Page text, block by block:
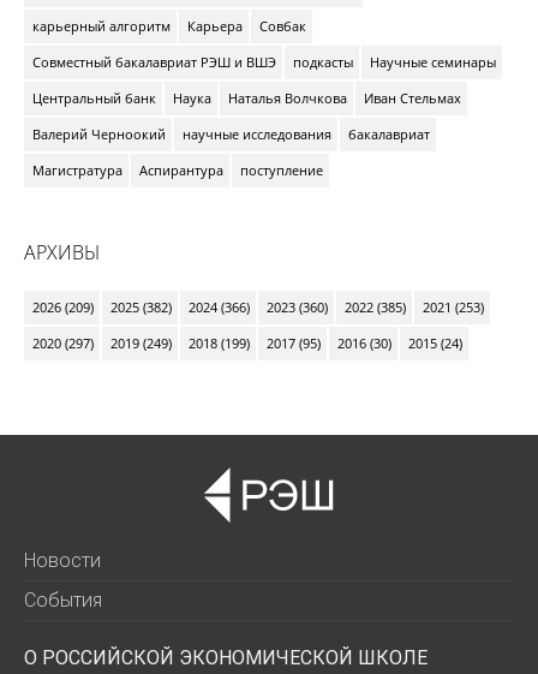
карьерный алгоритм
Карьера
Совбак
Совместный бакалавриат РЭШ и ВШЭ
подкасты
Научные семинары
Центральный банк
Наука Наталья Волчкова
Иван Стельмах
Валерий Черноокий
научные исследования
бакалавриат
Магистратура
Аспирантура поступление
АРХИВЫ
2026 (209) 2025 (382) 2024 (366) 2023 (360) 2022 (385)
2021 (253)
2020 (297)
2019 (249) 2018 (199) 2017 (95) 2016 (30) 2015 (24)
Новости
События
О РОССИЙСКОЙ ЭКОНОМИЧЕСКОЙ ШКОЛЕ